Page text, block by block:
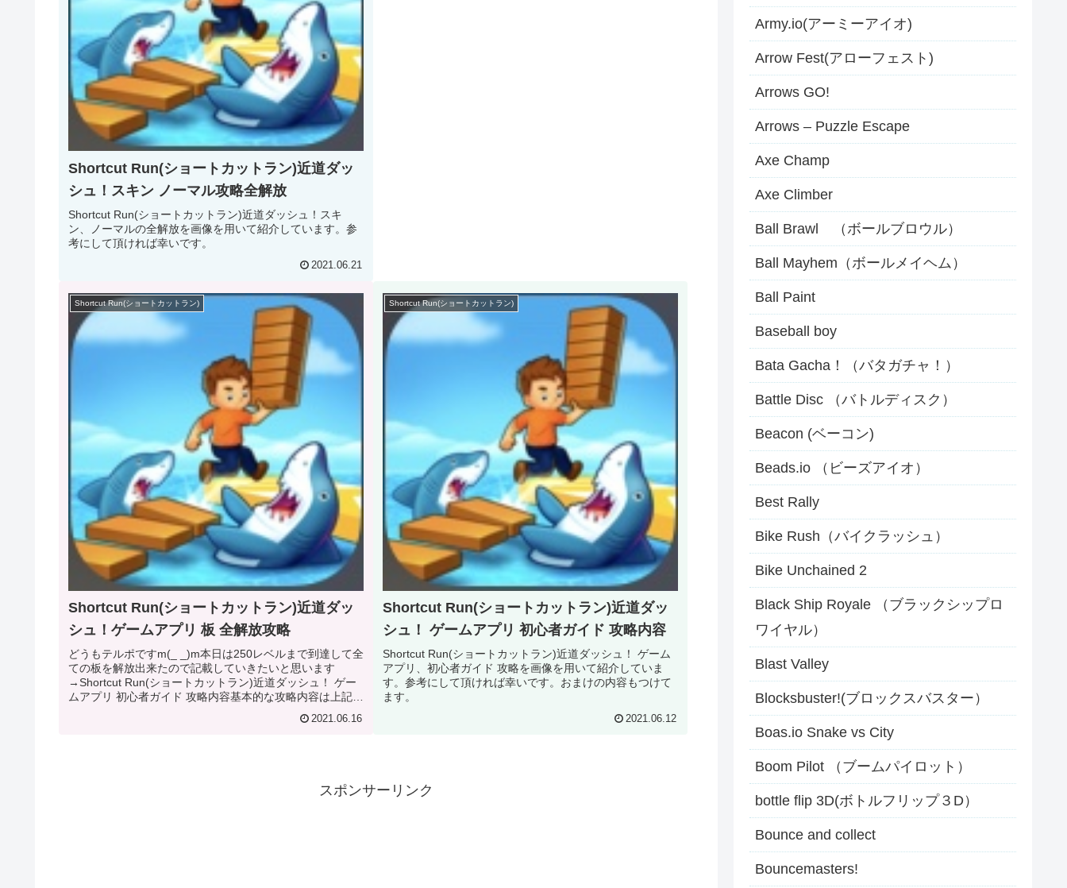
Shortcut Run(ショートカットラン)近道ダッ
シュ！スキン ノーマル攻略全解放
Shortcut Run(ショートカットラン)近道ダッシュ！スキ
ン、ノーマルの全解放を画像を用いて紹介しています。参
考にして頂ければ幸いです。
2021.06.21
Shortcut Run(ショートカットラン)
Shortcut Run(ショートカットラン)近道ダッ
シュ！ゲームアプリ 板 全解放攻略
どうもテルポですm(_ _)m本日は250レベルまで到達して全
ての板を解放出来たので記載していきたいと思います
→Shortcut Run(ショートカットラン)近道ダッシュ！ ゲー
ムアプリ 初心者ガイド 攻略内容基本的な攻略内容は上記か
2021.06.16
Shortcut Run(ショートカットラン)
Shortcut Run(ショートカットラン)近道ダッ
シュ！ ゲームアプリ 初心者ガイド 攻略内容
Shortcut Run(ショートカットラン)近道ダッシュ！ ゲーム
アプリ、初心者ガイド 攻略を画像を用いて紹介していま
す。参考にして頂ければ幸いです。おまけの内容もつけて
ます。
2021.06.12
スポンサーリンク
Army.io(アーミーアイオ)
Arrow Fest(アローフェスト)
Arrows GO!
Arrows – Puzzle Escape
Axe Champ
Axe Climber
Ball Brawl （ボールブロウル）
Ball Mayhem（ボールメイヘム）
Ball Paint
Baseball boy
Bata Gacha！（バタガチャ！）
Battle Disc （バトルディスク）
Beacon (ベーコン)
Beads.io （ビーズアイオ）
Best Rally
Bike Rush（バイクラッシュ）
Bike Unchained 2
Black Ship Royale （ブラックシップロ
ワイヤル）
Blast Valley
Blocksbuster!(ブロックスバスター）
Boas.io Snake vs City
Boom Pilot （ブームパイロット）
bottle flip 3D(ボトルフリップ３D）
Bounce and collect
Bouncemasters!